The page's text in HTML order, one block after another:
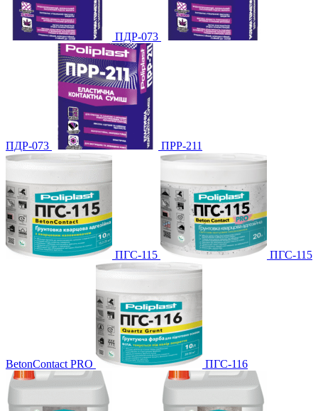
ПДР-073
ПДР-073 ПРР-211
ПГС-115 ПГС-115
BetonContact PRO ПГС-116